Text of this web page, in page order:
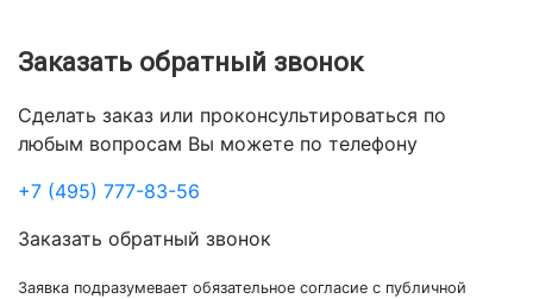
Заказать обратный звонок
Сделать заказ или проконсультироваться по
любым вопросам Вы можете по телефону
+7 (495) 777-83-56
Заказать обратный звонок
Заявка подразумевает обязательное согласие с публичной